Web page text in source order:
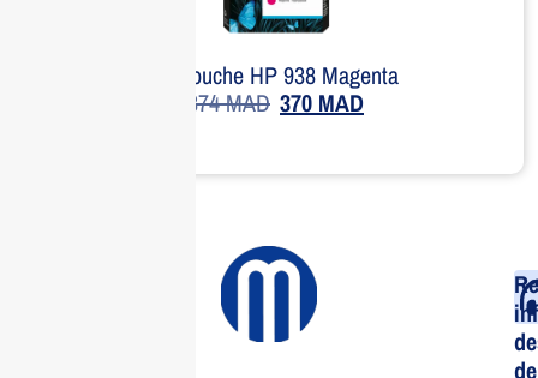
Cartouche HP 938 Magenta
374MAD 370 MAD